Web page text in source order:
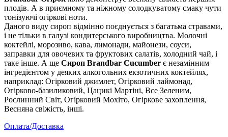
плодів. А в приємному та ніжному солодкуватому смаку чути
тонізуючі огіркові ноти.
Даного виду сироп відмінно поєднується з багатьма стравами,
і не тільки в галузі кондитерського виробництва. Молочні
коктейлі, морозиво, кава, лимонади, майонези, соуси,
заправки для овочевих та фруктових салатів, холодний чай, і
таке інше. А ще Сироп Brandbar Cucumber є незамінним
інгредієнтом у деяких алкогольних екзотичних коктейлях,
наприклад: Огірковий джимлет, Огірковий лаймонад,
Огірково-базиликовий, Цацикі Мартіні, Все Зеленим,
Рослинний Світ, Огірковий Мохіто, Огіркове захоплення,
Весняна свіжість, інші.
Оплата/Доставка